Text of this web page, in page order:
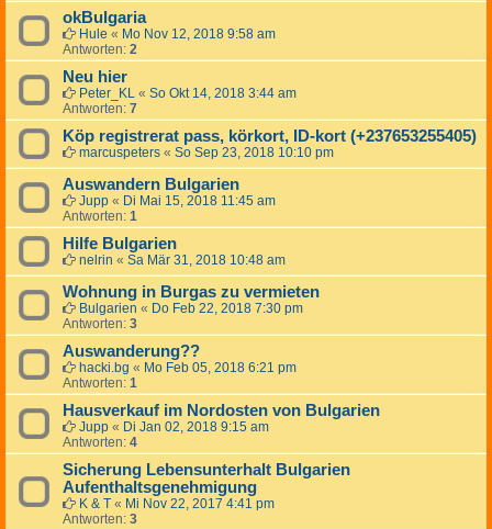
okBulgaria
Hule « Mo Nov 12, 2018 9:58 am
Antworten: 2
Neu hier
Peter_KL « So Okt 14, 2018 3:44 am
Antworten: 7
Köp registrerat pass, körkort, ID-kort (+237653255405)
marcuspeters « So Sep 23, 2018 10:10 pm
Auswandern Bulgarien
Jupp « Di Mai 15, 2018 11:45 am
Antworten: 1
Hilfe Bulgarien
nelrin « Sa Mär 31, 2018 10:48 am
Wohnung in Burgas zu vermieten
Bulgarien « Do Feb 22, 2018 7:30 pm
Antworten: 3
Auswanderung??
hacki.bg « Mo Feb 05, 2018 6:21 pm
Antworten: 1
Hausverkauf im Nordosten von Bulgarien
Jupp « Di Jan 02, 2018 9:15 am
Antworten: 4
Sicherung Lebensunterhalt Bulgarien
Aufenthaltsgenehmigung
K & T « Mi Nov 22, 2017 4:41 pm
Antworten: 3